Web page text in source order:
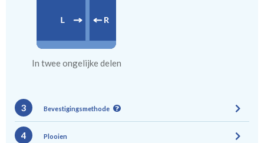
In twee ongelijke delen
3 Bevestigingsmethode
4 Plooien